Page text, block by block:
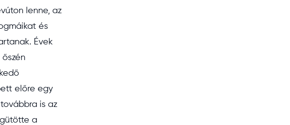
lenne, az
és
Évek
előre egy
is az
a